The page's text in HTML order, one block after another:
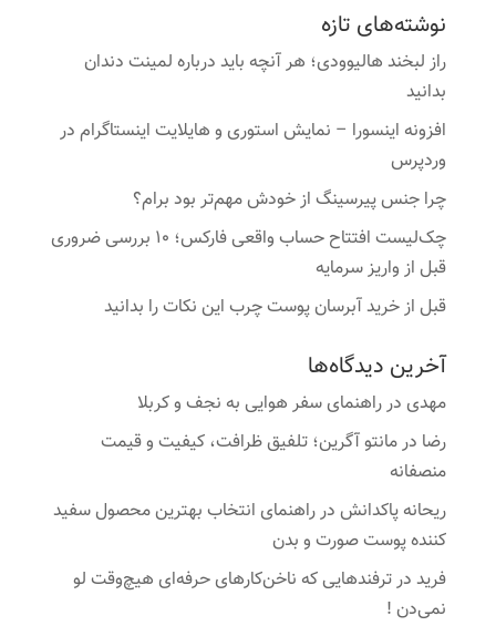
نوشته‌های تازه
راز لبخند هالیوودی؛ هر آنچه باید درباره لمینت دندان
بدانید
افزونه اینسورا – نمایش استوری و هایلایت اینستاگرام در
وردپرس
چرا جنس پیرسینگ از خودش مهم‌تر بود برام؟
چک‌لیست افتتاح حساب واقعی فارکس؛ ۱۰ بررسی ضروری
قبل از واریز سرمایه
قبل از خرید آبرسان پوست چرب این نکات را بدانید
آخرین دیدگاه‌ها
مهدیدرراهنمای سفر هوایی به نجف و کربلا
رضا درمانتو آگرین؛ تلفیق ظرافت، کیفیت و قیمت
منصفانه
ریحانه پاکدانشدرراهنمای انتخاب بهترین محصول سفید
کننده پوست صورت و بدن
فریددرترفندهایی که ناخن‌کارهای حرفه‌ای هیچ‌وقت لو
نمی‌دن !